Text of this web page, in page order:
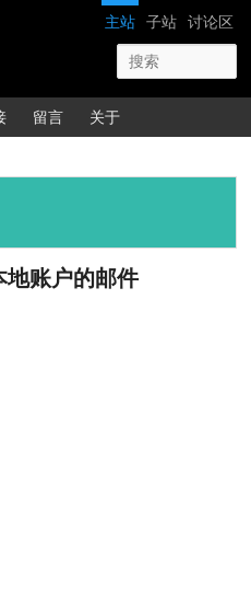
网站导航
主站 子站 讨论区
留言 关于
地账户的邮件